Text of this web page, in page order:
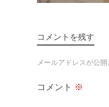
コメントを残す
メールアドレスが公
コメント ※